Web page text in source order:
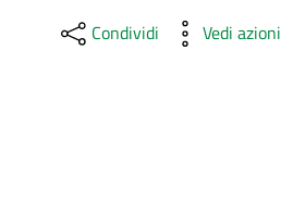
Condividi Vedi azioni